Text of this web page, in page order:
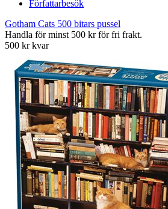
Författarbesök
Gotham Cats 500 bitars pussel
Handla för minst 500 kr för fri frakt.
500 kr kvar